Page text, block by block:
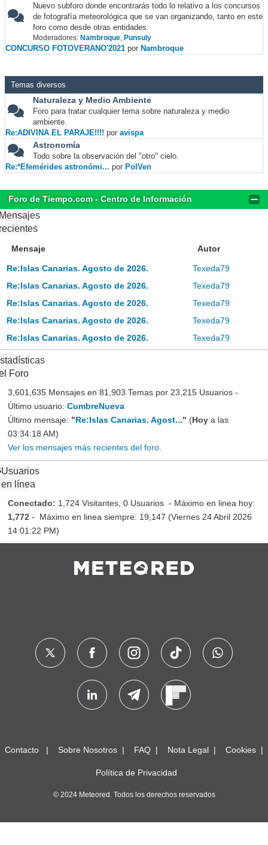
Nuevo subforo donde encontrarás todo lo relativo a los concursos
de fotografía meteorológica que se van organizando, tanto en este
foro como desde otras entidades.
Moderadores: Nambroque, Punsuly
CONCURSO FOTOVERANO'2021 por Nambroque
Temas diversos
Naturaleza y Medio Ambiente
Foro para tratar cualquier tema sobre naturaleza y medio
ambiente.
Re:ADIVINA EL PARAJE!!!! por avispa
Astronomía
Todo sobre la observación del "otro" cielo.
Re:*Efemérides astronómi... por PolVen
Foro de Tiempo.com - Centro de Información
Mensaje Autor
Re:Islas Canarias. Agosto de 2026.
Texeda79
Re:Islas Canarias. Agosto de 2026.
Texeda79
Re:Islas Canarias. Agosto de 2026.
Texeda79
Re:Islas Canarias. Agosto de 2026.
Texeda79
Re:Islas Canarias. Agosto de 2026.
Texeda79
Foro
3,601,635 Mensajes en 81,903 Temas por 23,215 Usuarios -
Último usuario: CumbreNueva
Último mensaje: "Re:Islas Canarias. Agost..." (Hoy a las
03:34:18 AM)
Ver los mensajes más recientes del foro.
Usuarios
en línea
Conectado: 1,724 Visitantes, 0 Usuarios - Máximo en linea hoy:
1,772 - Máximo en linea siempre: 19,147 (Viernes 24 Abril 2026
14:01:22 PM)
Contacto Sobre Nosotros FAQ Nota Legal Cookies
Política de Privacidad
© 2024 Meteored. Todos los derechos reservados